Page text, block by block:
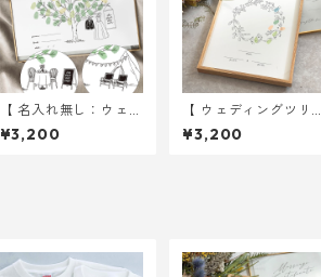
【 名入れ無し：ウェデ
ィングツリー 】 unde
r the tree A4サイズ
¥3,200
【 ウェディングツリー
】 リース A4サイズ 用
紙のみ ｜ 結婚式 ウ
¥3,200